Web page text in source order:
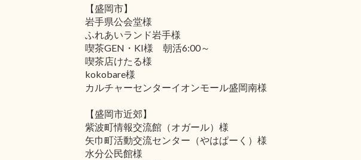
【盛岡市】
岩手県公会堂様
ふれあいランド岩手様
喫茶GEN・KI様 朝活6:00～
喫茶店けたる様
kokobare様
カルチャーセンターイオンモール盛岡南様
【盛岡市近郊】
紫波町情報交流館（オガール）様
矢巾町活動交流センター（やはぱーく）様
水分公民館様